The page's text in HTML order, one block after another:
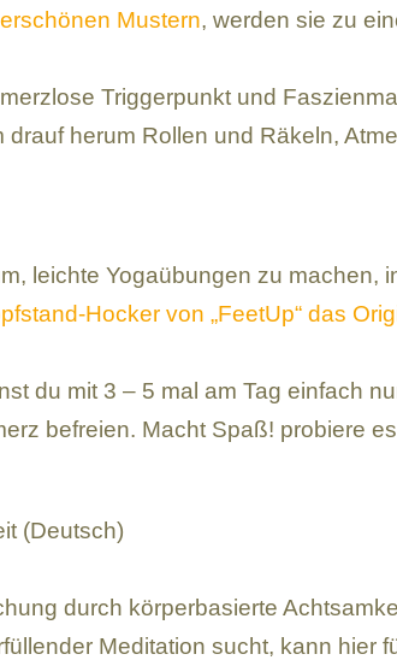
Mustern, werden sie zu
Triggerpunkt und
drauf herum Rollen und Räkeln,
leichte Yogaübungen zu machen,
Hocker von „FeetUp“ das
du mit 3 – 5 mal am Tag einfach
befreien. Macht Spaß! probiere
(Deutsch)
durch körperbasierte
Meditation sucht, kann hier